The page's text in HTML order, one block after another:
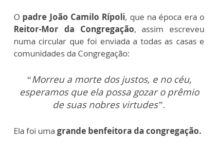
O padre João Camilo Rípoli, que na época era o
Reitor-Mor da Congregação, assim escreveu
numa circular que foi enviada a todas as casas e
comunidades da Congregação:
“Morreu a morte dos justos, e no céu,
esperamos que ela possa gozar o prêmio
de suas nobres virtudes”.
Ela foi uma grande benfeitora da congregação.